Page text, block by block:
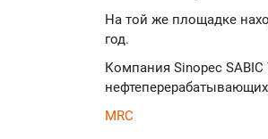
На той же площадке
год.
Компания Sinopec
MRC